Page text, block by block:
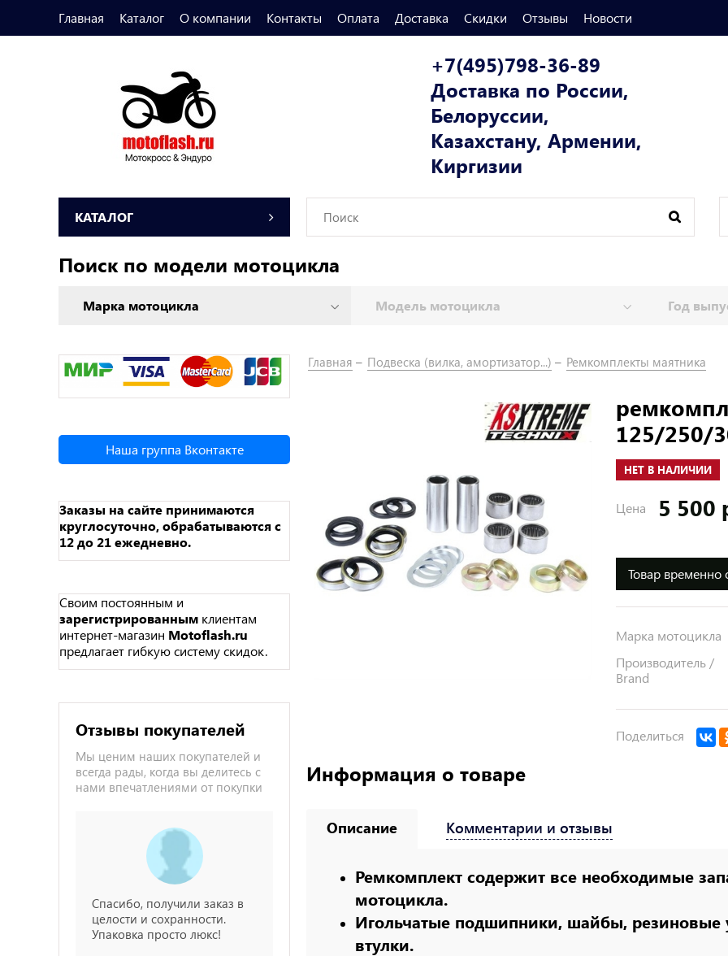
Главная Каталог О компании Контакты Оплата Доставка Скидки Отзывы Новости
+7(495)798-36-89
Доставка по России,
Белоруссии,
Казахстану, Армении,
Киргизии
КАТАЛОГ
Поиск по модели мотоцикла
Наша группа Вконтакте
Заказы на сайте принимаются
круглосуточно, обрабатываются с
12 до 21 ежедневно.
Своим постоянным и
зарегистрированным клиентам
интернет-магазин Motoflash.ru
предлагает гибкую систему скидок.
Отзывы покупателей
Мы ценим наших покупателей и
всегда рады, когда вы делитесь с
нами впечатлениями от покупки
Спасибо, получили заказ в
целости и сохранности.
Упаковка просто люкс!
Главная Подвеска (вилка, амортизатор...) Ремкомплекты маятника
125/250/
НЕТ В НАЛИЧИИ
Цена 5 500
Товар временно
Марка мотоцикла
Производитель /
Brand
Поделиться
Информация о товаре
Описание
Ремкомплект содержит все необходимые
мотоцикла.
Игольчатые подшипники, шайбы, резиновые
втулки.
Комментарии и отзывы